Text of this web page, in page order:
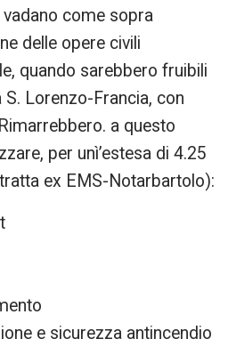
come sopra
delle opere civili
quando sarebbero fruibili
Lorenzo-Francia, con
a questo
per unì’estesa di 4.25
ex EMS-Notarbartolo):
e sicurezza antincendio